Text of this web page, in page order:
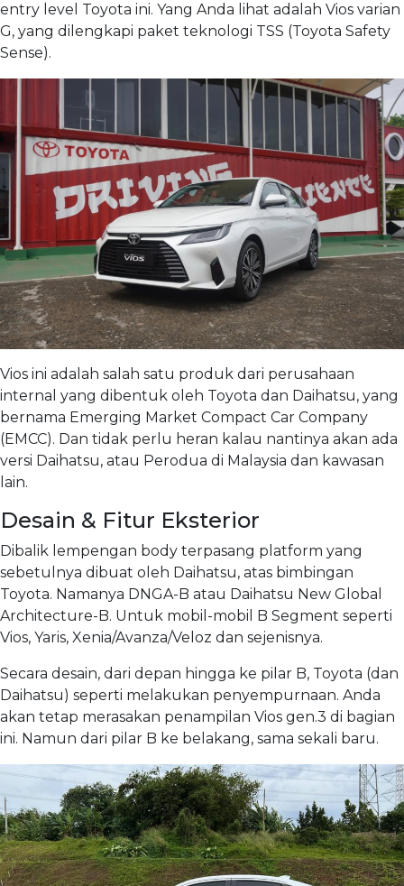
entry level Toyota ini. Yang Anda lihat adalah Vios varian
G, yang dilengkapi paket teknologi TSS (Toyota Safety
Sense).
Vios ini adalah salah satu produk dari perusahaan
internal yang dibentuk oleh Toyota dan Daihatsu, yang
bernama Emerging Market Compact Car Company
(EMCC). Dan tidak perlu heran kalau nantinya akan ada
versi Daihatsu, atau Perodua di Malaysia dan kawasan
lain.
Desain & Fitur Eksterior
Dibalik lempengan body terpasang platform yang
sebetulnya dibuat oleh Daihatsu, atas bimbingan
Toyota. Namanya DNGA-B atau Daihatsu New Global
Architecture-B. Untuk mobil-mobil B Segment seperti
Vios, Yaris, Xenia/Avanza/Veloz dan sejenisnya.
Secara desain, dari depan hingga ke pilar B, Toyota (dan
Daihatsu) seperti melakukan penyempurnaan. Anda
akan tetap merasakan penampilan Vios gen.3 di bagian
ini. Namun dari pilar B ke belakang, sama sekali baru.